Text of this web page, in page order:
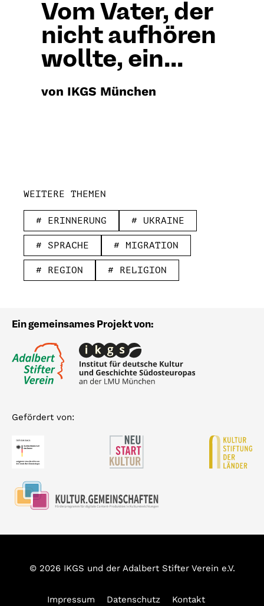
Vom Vater, der
nicht aufhören
wollte, ein...
von IKGS München
WEITERE THEMEN
# ERINNERUNG # UKRAINE
# SPRACHE # MIGRATION
# REGION # RELIGION
Ein gemeinsames Projekt von:
Gefördert von:
© 2026 IKGS und der Adalbert Stifter Verein e.V.
Impressum Datenschutz Kontakt